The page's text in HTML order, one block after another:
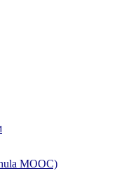
MOOC)